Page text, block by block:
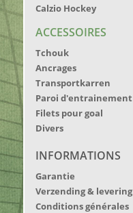
Calzio Hockey
ACCESSOIRES
Tchouk
Ancrages
Transportkarren
Paroi d'entrainement
Filets pour goal
Divers
INFORMATIONS
Garantie
Verzending & levering
Conditions générales